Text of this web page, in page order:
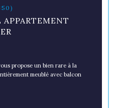
APPARTEMENT
propose un bien rare à la
meublé avec balcon